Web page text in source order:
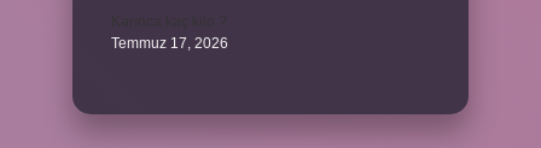
Temmuz 17, 2026